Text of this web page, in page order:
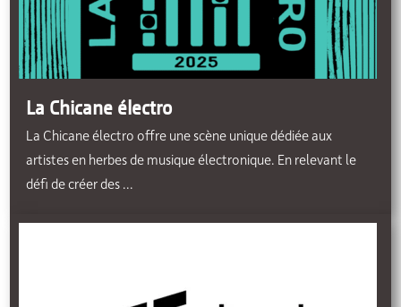
La Chicane électro
La Chicane électro offre une scène unique dédiée aux
artistes en herbes de musique électronique. En relevant le
défi de créer des ...